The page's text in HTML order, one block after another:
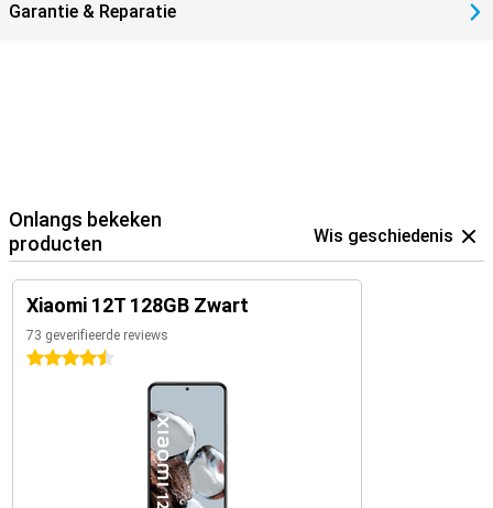
Garantie & Reparatie
Onlangs bekeken
producten
Wis geschiedenis
Xiaomi 12T 128GB Zwart
73 geverifieerde reviews
4.5 sterren